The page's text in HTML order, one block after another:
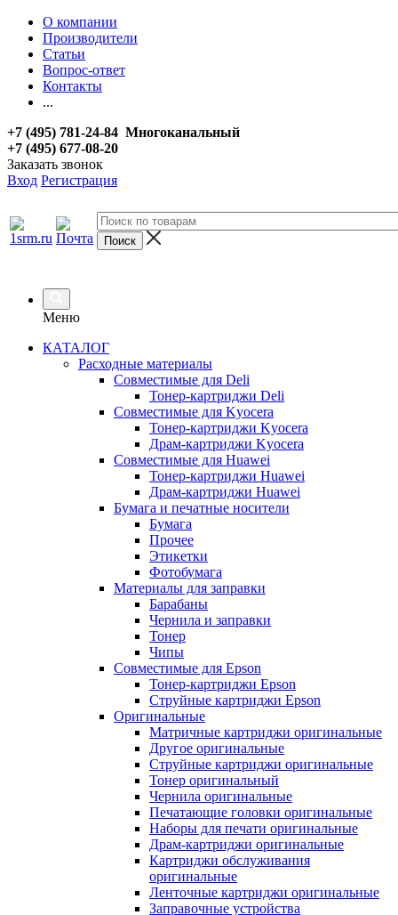
О компании
Производители
Статьи
Вопрос-ответ
Контакты
...
+7 (495) 781-24-84 Многоканальный
+7 (495) 677-08-20
Заказать звонок
Вход Регистрация
Меню
КАТАЛОГ
Расходные материалы
Совместимые для Deli
Тонер-картриджи Deli
Совместимые для Kyocera
Тонер-картриджи Kyocera
Драм-картриджи Kyocera
Совместимые для Huawei
Тонер-картриджи Huawei
Драм-картриджи Huawei
Бумага и печатные носители
Бумага
Прочее
Этикетки
Фотобумага
Материалы для заправки
Барабаны
Чернила и заправки
Тонер
Чипы
Совместимые для Epson
Тонер-картриджи Epson
Струйные картриджи Epson
Оригинальные
Матричные картриджи оригинальные
Другое оригинальные
Струйные картриджи оригинальные
Тонер оригинальный
Чернила оригинальные
Печатающие головки оригинальные
Наборы для печати оригинальные
Драм-картриджи оригинальные
Картриджи обслуживания
оригинальные
Ленточные картриджи оригинальные
Заправочные устройства